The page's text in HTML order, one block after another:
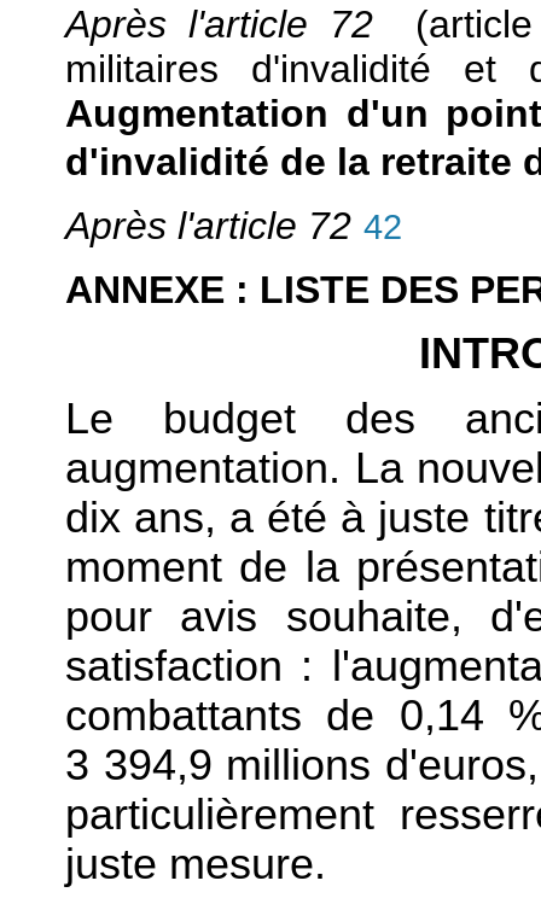
Après l'article 72
militaires d'invalidité
Augmentation d'un
d'invalidité de la retraite
Après l'article 72 42
ANNEXE : LISTE DES
Le budget des
augmentation. La
dix ans, a été à juste
moment de la
pour avis souhaite,
satisfaction :
combattants de 0,14
3 394,9 millions
particulièrement
juste mesure.